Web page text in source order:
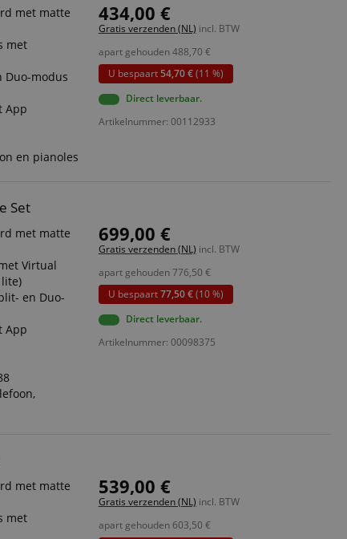
met matte
met
Duo-modus
App
en pianoles
434,00 €
Gratis verzenden (NL) incl. BTW
apart gehouden488,70 €
U bespaart54,70 €(11 %)
Direct leverbaar.
Artikelnummer: 00112933
Set
met matte
Virtual
en Duo-
App
699,00 €
Gratis verzenden (NL) incl. BTW
apart gehouden776,50 €
U bespaart77,50 €(10 %)
Direct leverbaar.
Artikelnummer: 00098375
met matte
met
539,00 €
Gratis verzenden (NL) incl. BTW
apart gehouden 603,50 €